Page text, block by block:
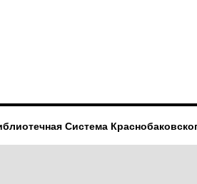
Система